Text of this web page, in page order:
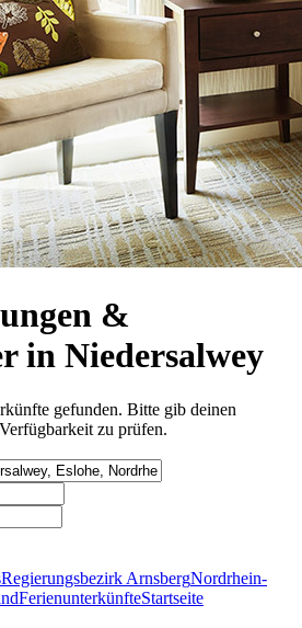
&
in Niedersalwey
gefunden. Bitte gib deinen
zu prüfen.
Regierungsbezirk ArnsbergNordrhein-
FerienunterkünfteStartseite